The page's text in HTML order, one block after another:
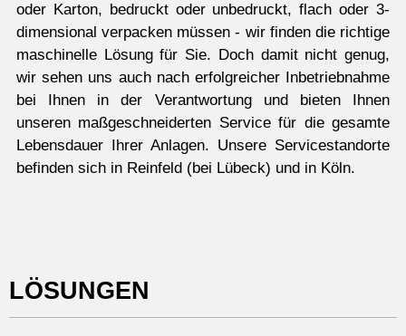
oder Karton, bedruckt oder unbedruckt, flach oder 3-
dimensional verpacken müssen - wir finden die richtige
maschinelle Lösung für Sie. Doch damit nicht genug,
wir sehen uns auch nach erfolgreicher Inbetriebnahme
bei Ihnen in der Verantwortung und bieten Ihnen
unseren maßgeschneiderten Service für die gesamte
Lebensdauer Ihrer Anlagen. Unsere Servicestandorte
befinden sich in Reinfeld (bei Lübeck) und in Köln.
LÖSUNGEN